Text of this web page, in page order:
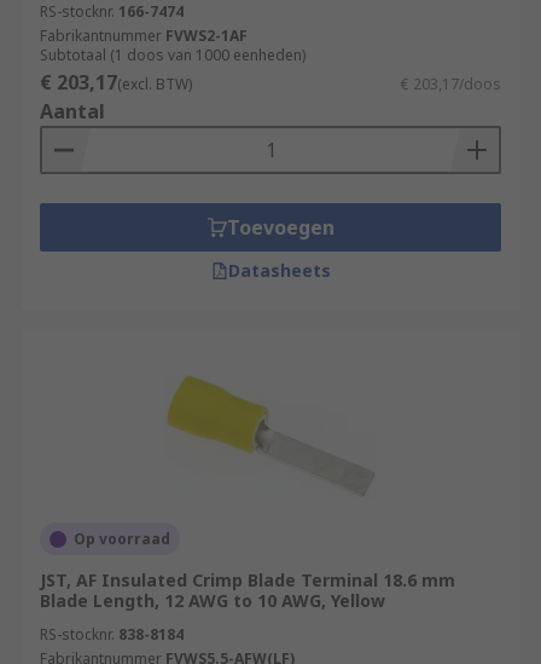
RS-stocknr. 166-7474
Fabrikantnummer FVWS2-1AF
Subtotaal (1 doos van 1000 eenheden)
€ 203,17(excl. BTW) € 203,17/doos
Aantal
Toevoegen
Datasheets
Op voorraad
JST, AF Insulated Crimp Blade Terminal 18.6 mm
Blade Length, 12 AWG to 10 AWG, Yellow
RS-stocknr. 838-8184
Fabrikantnummer FVWS5.5-AFW(LF)